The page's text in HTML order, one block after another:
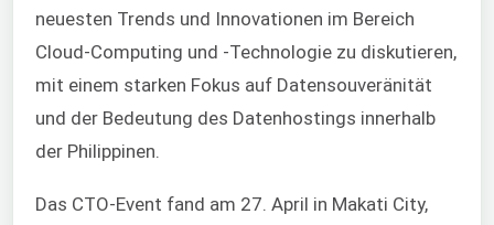
neuesten Trends und Innovationen im Bereich
Cloud-Computing und -Technologie zu diskutieren,
mit einem starken Fokus auf Datensouveränität
und der Bedeutung des Datenhostings innerhalb
der Philippinen.
Das CTO-Event fand am 27. April in Makati City,